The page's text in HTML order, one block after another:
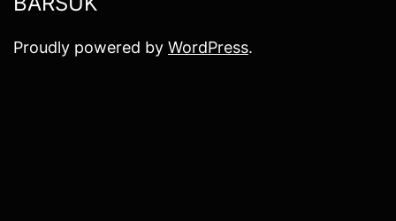
Proudly powered by WordPress.